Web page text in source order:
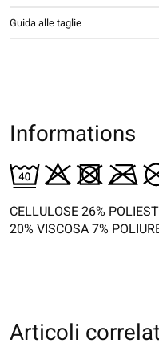
Guida alle taglie
Informations
CELLULOSE 26%
20% VISCOSA 7%
Articoli